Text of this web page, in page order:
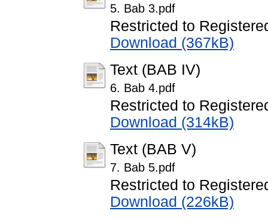
5. Bab 3.pdf
Restricted to
Download (367kB)
Text (BAB IV)
6. Bab 4.pdf
Restricted to
Download (314kB)
Text (BAB V)
7. Bab 5.pdf
Restricted to
Download (226kB)